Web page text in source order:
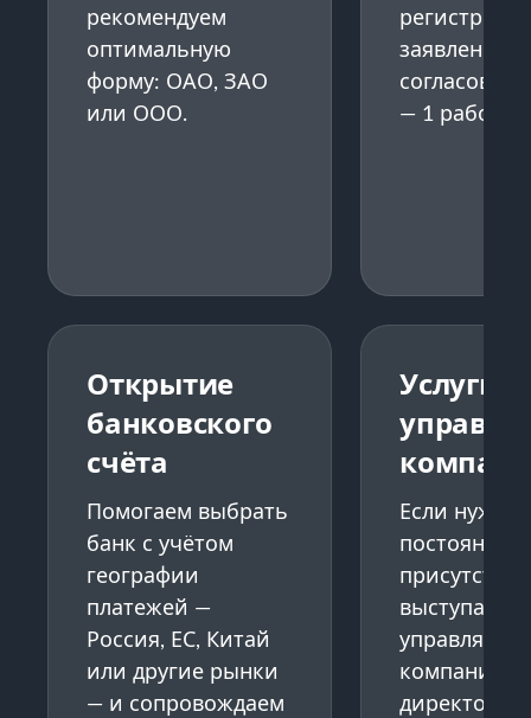
рекомендуем
оптимальную
форму: ОАО, ЗАО
или ООО.
регистре и
заявление
— 1
Открытие
банковского
счёта
Помогаем выбрать
банк с учётом
географии
платежей —
Россия, ЕС, Китай
или другие рынки
— и сопровождаем
Услуги
Если нужно
постоянное
выступаем
компании:
директор,